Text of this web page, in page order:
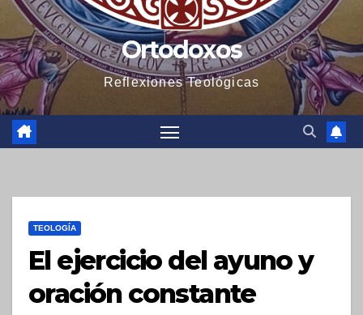
Ortodoxos
Reflexiones Teológicas
TEOLOGÍA
El ejercicio del ayuno y
oración constante